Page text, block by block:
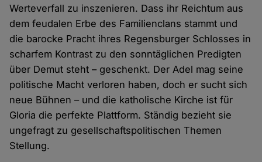
Werteverfall zu inszenieren. Dass ihr Reichtum aus
dem feudalen Erbe des Familienclans stammt und
die barocke Pracht ihres Regensburger Schlosses in
scharfem Kontrast zu den sonntäglichen Predigten
über Demut steht – geschenkt. Der Adel mag seine
politische Macht verloren haben, doch er sucht sich
neue Bühnen – und die katholische Kirche ist für
Gloria die perfekte Plattform. Ständig bezieht sie
ungefragt zu gesellschaftspolitischen Themen
Stellung.